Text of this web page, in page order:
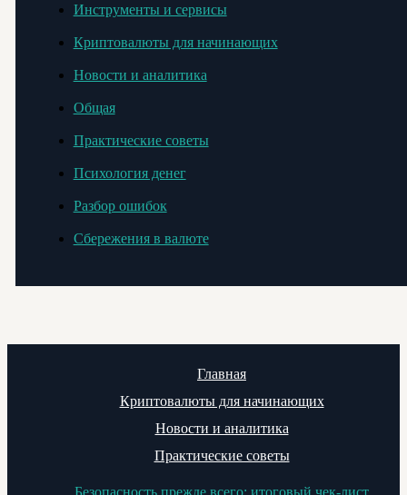
Инструменты и сервисы
Криптовалюты для начинающих
Новости и аналитика
Общая
Практические советы
Психология денег
Разбор ошибок
Сбережения в валюте
Главная
Криптовалюты для начинающих
Новости и аналитика
Практические советы
Безопасность прежде всего: итоговый чек-лист